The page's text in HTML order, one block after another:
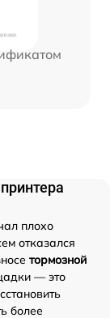
плохо
отказался
тормозной
— это
более